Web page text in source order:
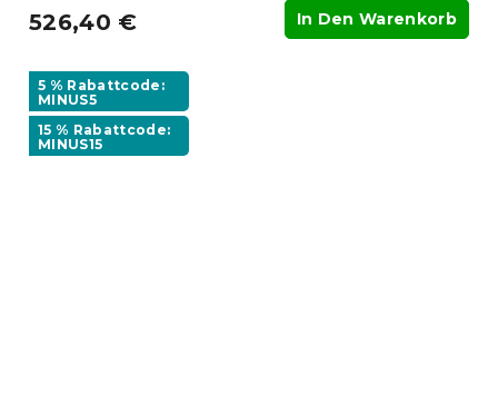
526,40 € In Den Warenkorb
5 % Rabattcode:
MINUS5
15 % Rabattcode:
MINUS15